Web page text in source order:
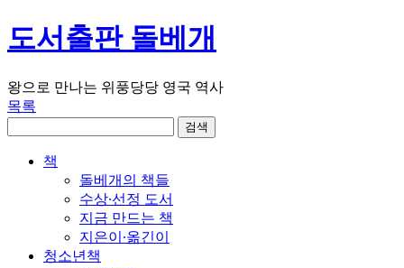
도서출판 돌베개
왕으로 만나는 위풍당당 영국 역사
목록
책
돌베개의 책들
수상∙선정 도서
지금 만드는 책
지은이∙옮긴이
청소년책